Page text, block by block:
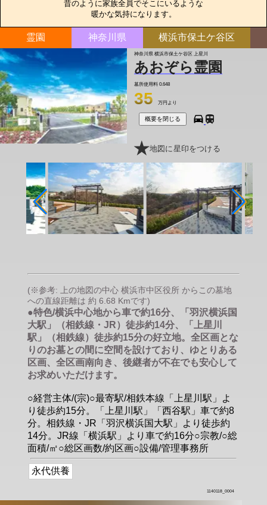
昔のように家族全員でそこにいるような
暖かな気持になります。
霊園 神奈川県 横浜市保土ケ谷区
神奈川県 横浜市保土ケ谷区 上星川
あおぞら霊園
墓所使用料 0.648
35 万円より
概要を閉じる
地図に星印をつける
(※参考: 上の地図の中心 横浜市中区役所 からこの墓地
への直線距離は 約 6.68 Kmです)
●特色/横浜中心地から車で約16分、「羽沢横浜国
大駅」（相鉄線・JR）徒歩約14分、「上星川
駅」（相鉄線）徒歩約15分の好立地。全区画とな
りのお墓との間に空間を設けており、ゆとりある
区画、全区画南向き、後継者が不在でも安心して
お求めいただけます。
○経営主体/(宗)○最寄駅/相鉄本線「上星川駅」よ
り徒歩約15分。「上星川駅」「西谷駅」車で約8
分。相鉄線・JR「羽沢横浜国大駅」より徒歩約
14分。JR線「横浜駅」より車で約16分○宗教/○総
面積/㎡○総区画数/約区画○設備/管理事務所
永代供養
1140118_0004